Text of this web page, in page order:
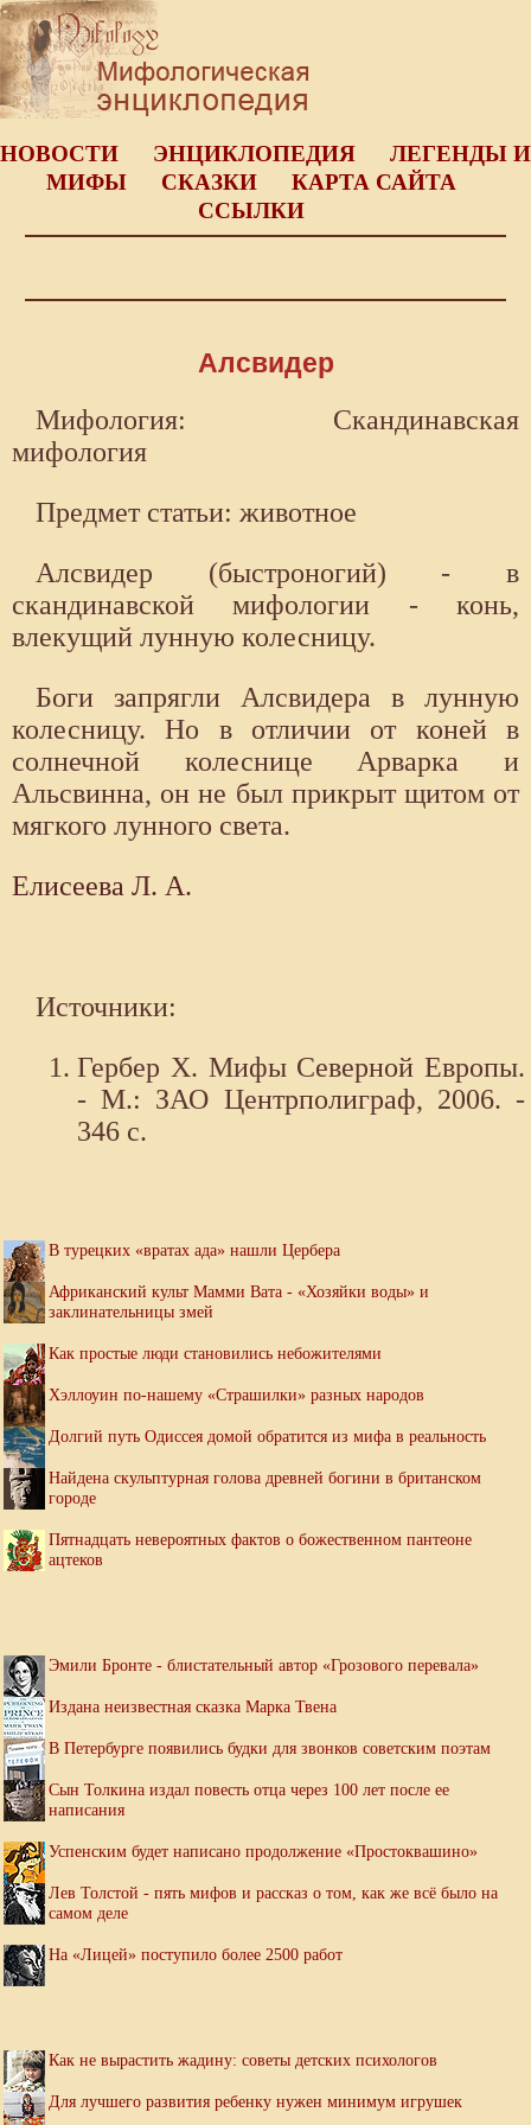
НОВОСТИ ЭНЦИКЛОПЕДИЯ
ЛЕГЕНДЫ И
МИФЫ
СКАЗКИ
КАРТА САЙТА
ССЫЛКИ
Алсвидер
Мифология: Скандинавская
мифология
Предмет статьи: животное
Алсвидер (быстроногий) - в
скандинавской мифологии - конь,
влекущий лунную колесницу.
Боги запрягли Алсвидера в лунную
колесницу. Но в отличии от коней в
солнечной колеснице Арварка и
Альсвинна, он не был прикрыт щитом от
мягкого лунного света.
Елисеева Л. А.
Источники:
Гербер Х. Мифы Северной Европы.
- М.: ЗАО Центрполиграф, 2006. -
346 с.
В турецких «вратах ада» нашли Цербера
Африканский культ Мамми Вата - «Хозяйки воды» и
заклинательницы змей
Как простые люди становились небожителями
Хэллоуин по-нашему «Страшилки» разных народов
Долгий путь Одиссея домой обратится из мифа в реальность
Найдена скульптурная голова древней богини в британском
городе
Пятнадцать невероятных фактов о божественном пантеоне
ацтеков
Эмили Бронте - блистательный автор «Грозового перевала»
Издана неизвестная сказка Марка Твена
В Петербурге появились будки для звонков советским поэтам
Сын Толкина издал повесть отца через 100 лет после ее
написания
Успенским будет написано продолжение «Простоквашино»
Лев Толстой - пять мифов и рассказ о том, как же всё было на
самом деле
На «Лицей» поступило более 2500 работ
Как не вырастить жадину: советы детских психологов
Для лучшего развития ребенку нужен минимум игрушек